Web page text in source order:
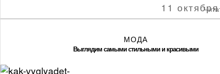
11 октября
МОДА
Выглядим самыми стильными и красивыми